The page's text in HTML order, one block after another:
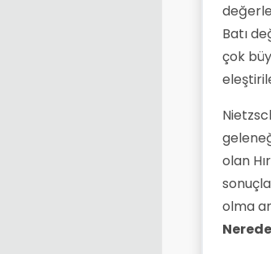
Batı
çok
olan
olma